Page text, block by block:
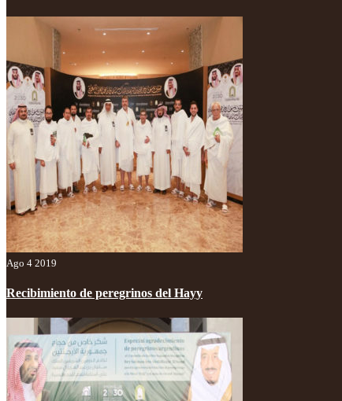
Ago 4 2019
Recibimiento de peregrinos del Hayy